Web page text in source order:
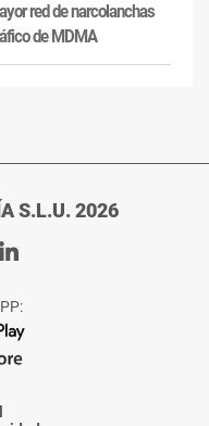
red de narcolanchas
de MDMA
S.L.U. 2026
Almería
Ir
de
La
Voz